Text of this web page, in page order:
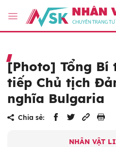
[Photo] Tổng Bí
tiếp Chủ tịch
nghĩa Bulgaria
Chia sẻ:
NHÂN VẬT